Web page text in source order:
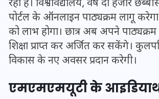
रहा है। विश्वविद्यालय, वर्ष दो हजार
पोर्टल के ऑनलाइन पाठ्यक्रम लागू
को लाभ होगा। छात्र अब अपने
शिक्षा प्राप्त कर अर्जित कर सकेंगे।
विकास के नए अवसर प्रदान करेगी।
एमएमएमयूटी के